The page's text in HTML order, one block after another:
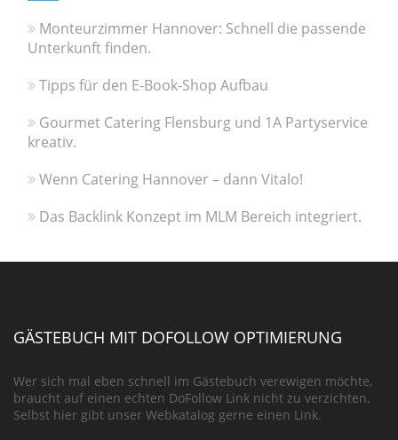
Monteurzimmer Hannover: Schnell die passende
Unterkunft finden.
Tipps für den E-Book-Shop Aufbau
Gourmet Catering Flensburg und 1A Partyservice
kreativ.
Wenn Catering Hannover – dann Vitalo!
Das Backlink Konzept im MLM Bereich integriert.
GÄSTEBUCH MIT DOFOLLOW OPTIMIERUNG
Wer sich mal eben schnell im Gästebuch verewigen möchte,
braucht auf einen echten DoFollow Link nicht zu verzichten.
Selbst hier gibt unser Webkatalog gerne einen Link.